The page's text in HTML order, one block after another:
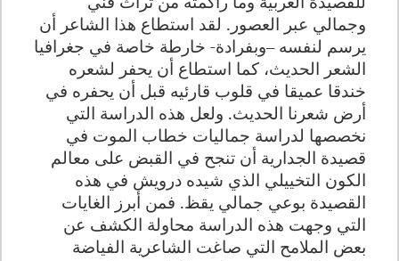
وجمالي عبر العصور. لقد استطاع هذا الشاعر أن
يرسم لنفسه –وبفرادة- خارطة خاصة في جغرافيا
الشعر الحديث، كما استطاع أن يحفر لشعره
خندقا عميقا في قلوب قارئيه قبل أن يحفره في
أرض شعرنا الحديث. ولعل هذه الدراسة التي
نخصصها لدراسة جماليات خطاب الموت في
قصيدة الجدارية أن تنجح في القبض على معالم
الكون التخييلي الذي شيده درويش في هذه
القصيدة بوعي جمالي يقظ. فمن أبرز الغايات
التي وجهت هذه الدراسة محاولة الكشف عن
بعض الملامح التي صاغت الشاعرية الفياضة